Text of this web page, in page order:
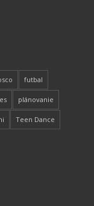
futbal
plánovanie
Teen Dance